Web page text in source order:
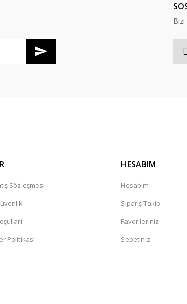
Sözleşmesi
Politikası
HESABIM
Hesabım
Sipariş Takip
Favorileriniz
Sepetiniz